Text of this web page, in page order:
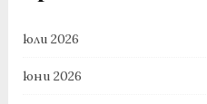
юли 2026
юни 2026